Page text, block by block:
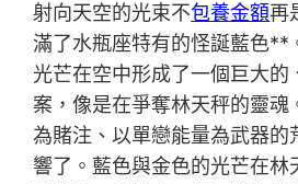
射向天空的光束不包養金額再
滿了水瓶座特有的怪誕藍色**
光芒在空中形成了一個巨大的
案，像是在爭奪林天秤的靈魂
為賭注、以單戀能量為武器的
響了。藍色與金色的光芒在林